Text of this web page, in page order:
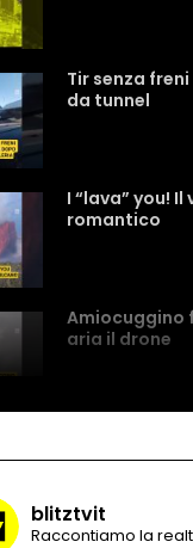
Tir senza
da tunnel
I “lava” you! Il
romantico
Amiocuggino
aria il drone
blitztvit
Raccontiamo la